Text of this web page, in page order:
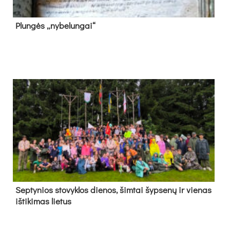
Plun­gės „ny­be­lun­gai“
Sep­ty­nios sto­vyk­los die­nos, šim­tai šyp­se­nų ir vie­nas
iš­ti­ki­mas lie­tus